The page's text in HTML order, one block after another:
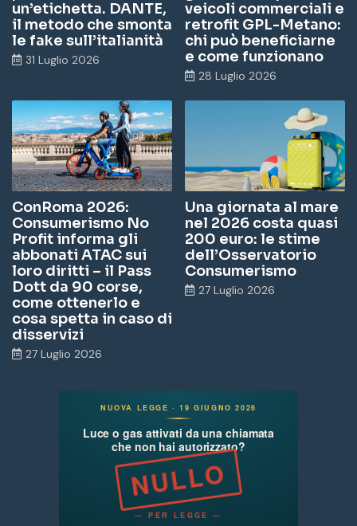
un’etichetta. DANTE,
il metodo che smonta
le fake sull’italianità
31 Luglio 2026
veicoli commerciali e
retrofit GPL-Metano:
chi può beneficiarne
e come funzionano
28 Luglio 2026
ConRoma 2026:
Consumerismo No
Profit informa gli
abbonati ATAC sui
loro diritti – il Pass
Dott da 90 corse,
come ottenerlo e
cosa spetta in caso di
disservizi
27 Luglio 2026
Una giornata al mare
nel 2026 costa quasi
200 euro: le stime
dell’Osservatorio
Consumerismo
27 Luglio 2026